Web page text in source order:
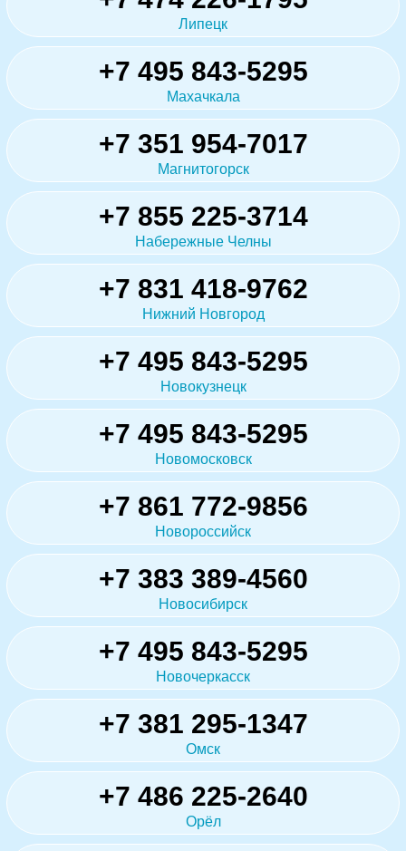
Липецк
+7 495 843-5295
Махачкала
+7 351 954-7017
Магнитогорск
+7 855 225-3714
Набережные Челны
+7 831 418-9762
Нижний Новгород
+7 495 843-5295
Новокузнецк
+7 495 843-5295
Новомосковск
+7 861 772-9856
Новороссийск
+7 383 389-4560
Новосибирск
+7 495 843-5295
Новочеркасск
+7 381 295-1347
Омск
+7 486 225-2640
Орёл